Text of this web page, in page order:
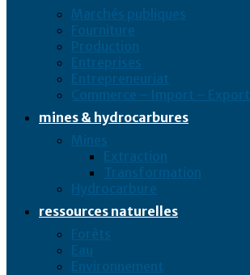
Marchés publiques
Fourniture
Production
Entreprises
Entrepreneuriat
Commerce – Import – Export
mines & hydrocarbures
Mines
Extraction
Transformation
Hydrocarbure
ressources naturelles
Forêts
Eau
Environnement